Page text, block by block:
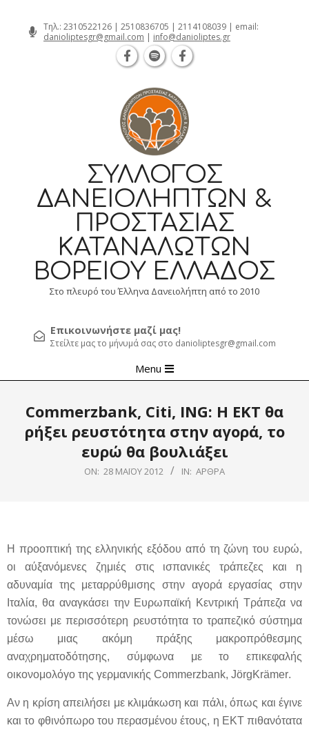
Τηλ.: 2310522126 | 2510836705 | 2114108039 | email:
danioliptesgr@gmail.com | info@danioliptes.gr
ΣΎΛΛΟΓΟΣ
ΔΑΝΕΙΟΛΗΠΤΏΝ &
ΠΡΟΣΤΑΣΊΑΣ
ΚΑΤΑΝΑΛΩΤΏΝ
ΒΟΡΕΊΟΥ ΕΛΛΆΔΟΣ
Στο πλευρό του Έλληνα Δανειολήπτη από το 2010
Επικοινωνήστε μαζί μας!
Στείλτε μας το μήνυμά σας στο danioliptesgr@gmail.com
Navigation
Menu
Commerzbank, Citi, ΙΝG: H ΕΚΤ θα
ρήξει ρευστότητα στην αγορά, το
ευρώ θα βουλιάξει
ON: 28 ΜΑΪ́ΟΥ 2012 IN: ΆΡΘΡΑ
Η προοπτική της ελληνικής εξόδου από τη ζώνη του ευρώ,
οι αύξανόμενες ζημιές στις ισπανικές τράπεζες και η
αδυναμία της μεταρρύθμισης στην αγορά εργασίας στην
Ιταλία, θα αναγκάσει την Ευρωπαϊκή Κεντρική Τράπεζα να
τονώσει με περισσότερη ρευστότητα το τραπεζικό σύστημα
μέσω μιας ακόμη πράξης μακροπρόθεσμης
αναχρηματοδότησης, σύμφωνα με το επικεφαλής
οικονομολόγο της γερμανικής Commerzbank, JörgKrämer.
Αν η κρίση απειλήσει με κλιμάκωση και πάλι, όπως και έγινε
και το φθινόπωρο του περασμένου έτους, η ΕΚΤ πιθανότατα